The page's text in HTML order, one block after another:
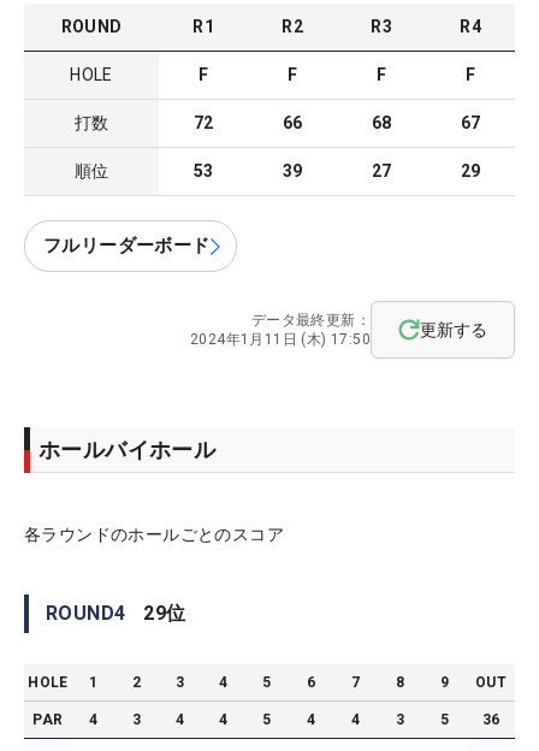
ROUND R1 R2 R3 R4
HOLE F F F F
打数 72 66 68 67
順位 53 39 27 29
フルリーダーボード
データ最終更新：
2024年1月11日 (木) 17:50
更新する
ホールバイホール
各ラウンドのホールごとのスコア
ROUND4 29位
HOLE 1 2 3 4 5 6 7 8 9 OUT
PAR 4 3 4 4 5 4 4 3 5 36